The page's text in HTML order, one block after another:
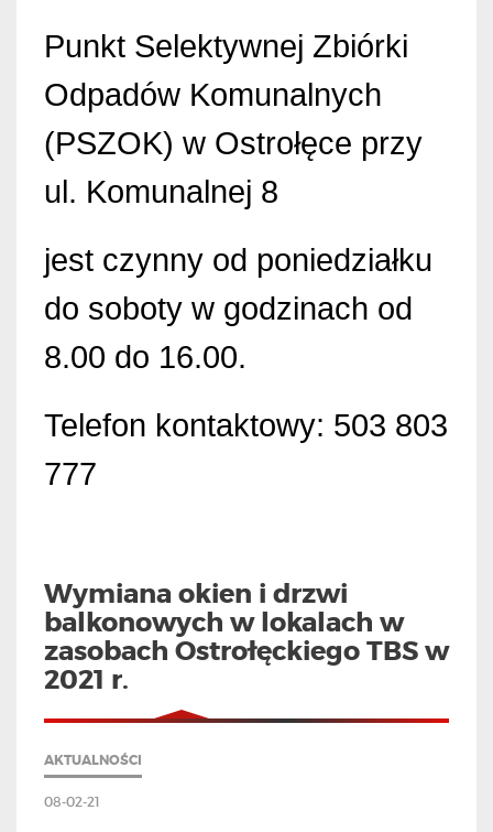
Punkt Selektywnej Zbiórki
Odpadów Komunalnych
(PSZOK) w Ostrołęce przy
ul. Komunalnej 8
jest czynny od poniedziałku
do soboty w godzinach od
8.00 do 16.00.
Telefon kontaktowy: 503 803
777
Wymiana okien i drzwi
balkonowych w lokalach w
zasobach Ostrołęckiego TBS w
2021 r.
AKTUALNOŚCI
08-02-21